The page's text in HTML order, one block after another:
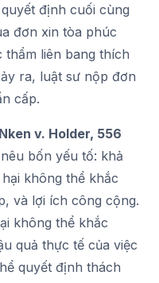
định cuối cùng
đơn xin tòa phúc
thẩm liên bang thích
ra, luật sư nộp đơn
cấp.
Nken v. Holder, 556
bốn yếu tố: khả
không thể khắc
và lợi ích công cộng.
không thể khắc
quả thực tế của việc
quyết định thách